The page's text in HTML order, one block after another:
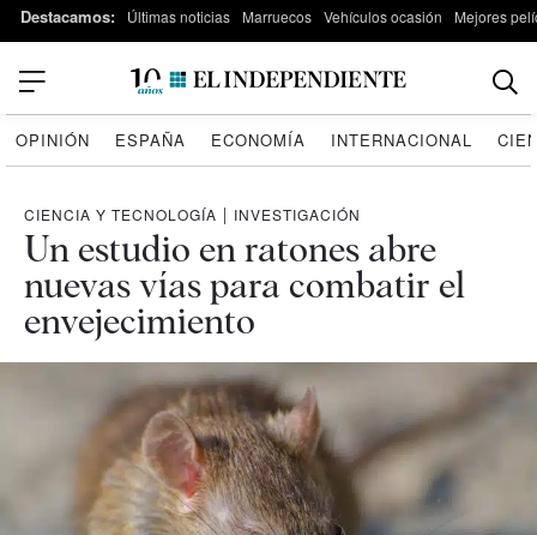
Destacamos: Últimas noticias Marruecos Vehículos ocasión Mejores
OPINIÓN ESPAÑA ECONOMÍA INTERNACIONAL
CIENCIA Y TECNOLOGÍA | INVESTIGACIÓN
Un estudio en ratones abre
nuevas vías para combatir el
envejecimiento